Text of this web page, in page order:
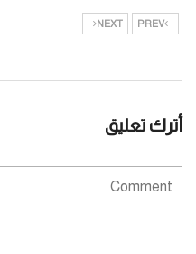
PREV
NEXT
أترك تعليق